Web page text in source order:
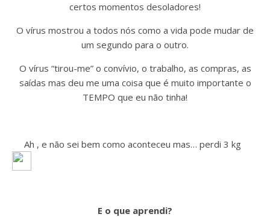
certos momentos desoladores!
O vírus mostrou a todos nós como a vida pode mudar de
um segundo para o outro.
O vírus “tirou-me” o convívio, o trabalho, as compras, as
saídas mas deu me uma coisa que é muito importante o
TEMPO que eu não tinha!
Ah , e não sei bem como aconteceu mas… perdi 3 kg
E o que aprendi?